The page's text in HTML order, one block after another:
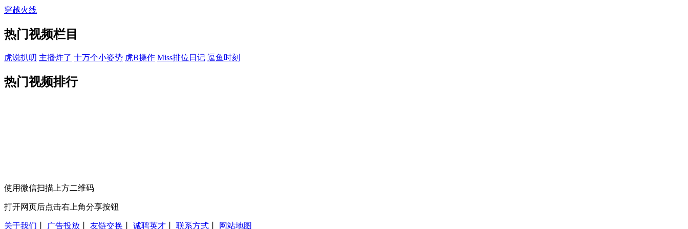
穿越火线
热门视频栏目
虎说扒叨 主播炸了 十万个小姿势 虎B操作 Miss排位日记 逗鱼时刻
热门视频排行
使用微信扫描上方二维码
打开网页后点击右上角分享按钮
关于我们 广告投放 友链交换 诚聘英才 联系方式 网站地图